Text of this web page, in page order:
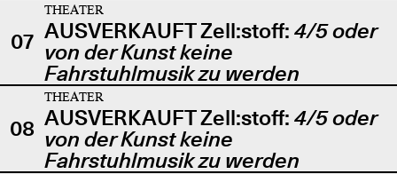
07
THEATER
AUSVERKAUFT Zell:stoff: 4/5 oder
von der Kunst keine
Fahrstuhlmusik zu werden
08
THEATER
AUSVERKAUFT Zell:stoff: 4/5 oder
von der Kunst keine
Fahrstuhlmusik zu werden